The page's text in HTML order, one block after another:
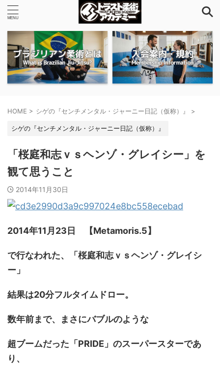
HOME > シゲの『センチメンタル・ジャーニー日記（仮称）』 >
シゲの『センチメンタル・ジャーニー日記（仮称）』
「桜庭和志ｖｓヘンゾ・グレイシー」を
観て思うこと
2014年11月30日
2014年11月23日 【Metamoris.5】
で行なわれた、「桜庭和志ｖｓヘンゾ・グレイシ
ー」
結果は20分フルタイムドロー。
数年前まで、まさにバブルのような
超ブームだった「PRIDE」のスーパースターであ
り、